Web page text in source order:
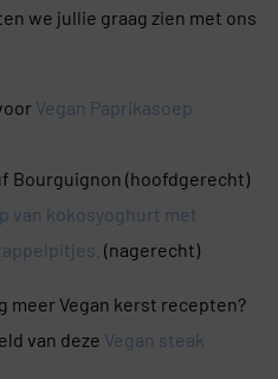
we jullie graag zien met ons
Vegan Paprikasoep
Bourguignon (hoofdgerecht)
van kokosyoghurt met
(nagerecht)
meer Vegan kerst recepten?
van deze Vegan steak